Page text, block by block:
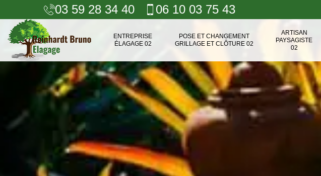
03 59 28 34 40 06 10 03 75 43
ENTREPRISE
ÉLAGAGE 02
POSE ET CHANGEMENT
GRILLAGE ET CLÔTURE 02
ARTISAN
PAYSAGISTE
02